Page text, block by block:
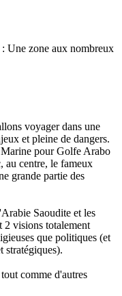
Une zone aux nombreux
voyager dans une
et pleine de dangers.
pour Golfe Arabo
au centre, le fameux
grande partie des
Saoudite et les
2 visions totalement
que politiques (et
stratégiques).
comme d'autres